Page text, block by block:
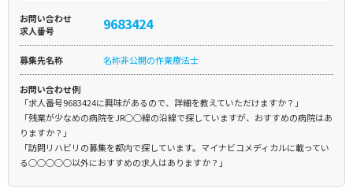
お問い合わせ
求人番号
9683424
募集先名称 名称非公開の作業療法士
お問い合わせ例
「求人番号9683424に興味があるので、詳細を教えていただけますか？」
「残業が少なめの病院をJR○○線の沿線で探していますが、おすすめの病院はあ
りますか？」
「訪問リハビリの募集を都内で探しています。マイナビコメディカルに載ってい
る○○○○○以外におすすめの求人はありますか？」